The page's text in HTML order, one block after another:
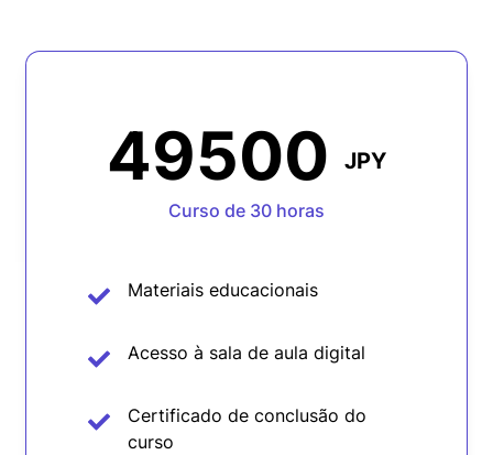
49500 JPY
Curso de 30 horas
Materiais educacionais
Acesso à sala de aula digital
Certificado de conclusão do
curso